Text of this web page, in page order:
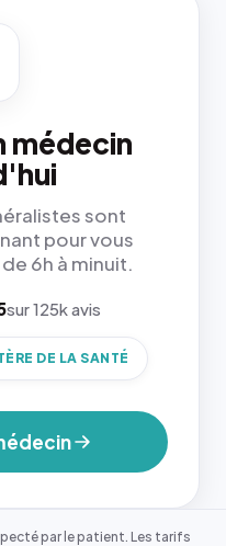
médecin
sont
pour vous
6h à minuit.
sur 125k avis
DE LA SANTÉ
par le patient. Les tarifs